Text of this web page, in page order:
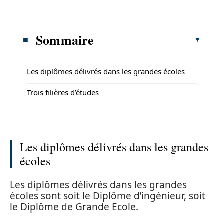
Sommaire
Les diplômes délivrés dans les grandes écoles
Trois filières d’études
Les diplômes délivrés dans les grandes
écoles
Les diplômes délivrés dans les grandes
écoles sont soit le Diplôme d’ingénieur, soit
le Diplôme de Grande Ecole.